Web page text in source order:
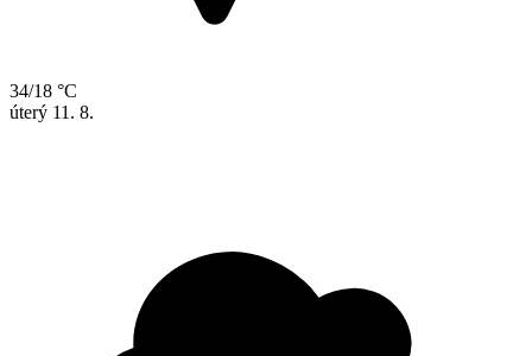
34/18 °C
úterý 11. 8.